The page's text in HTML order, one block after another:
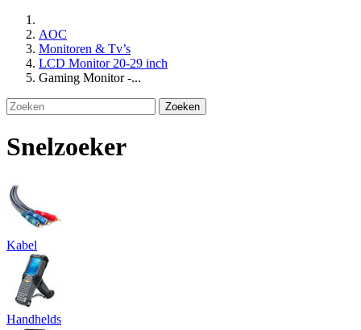
AOC
Monitoren & Tv’s
LCD Monitor 20-29 inch
Gaming Monitor -...
Zoeken
Snelzoeker
Kabel
Handhelds